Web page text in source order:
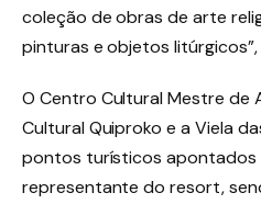
coleção de obras de arte
pinturas e objetos
O Centro Cultural Mestre de
Cultural Quiproko e a Viela
pontos turísticos apontados
representante do resort,